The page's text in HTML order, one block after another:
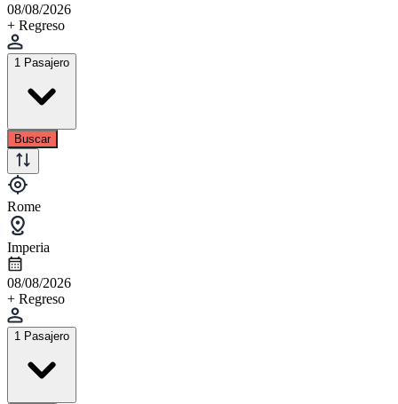
08/08/2026
+ Regreso
1 Pasajero
Buscar
Rome
Imperia
08/08/2026
+ Regreso
1 Pasajero